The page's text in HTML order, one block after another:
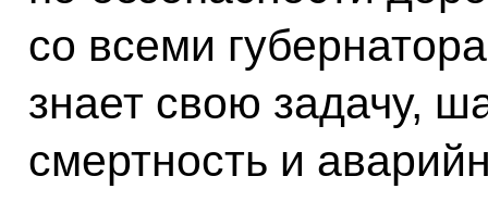
со всеми
знает свою задачу,
смертность и